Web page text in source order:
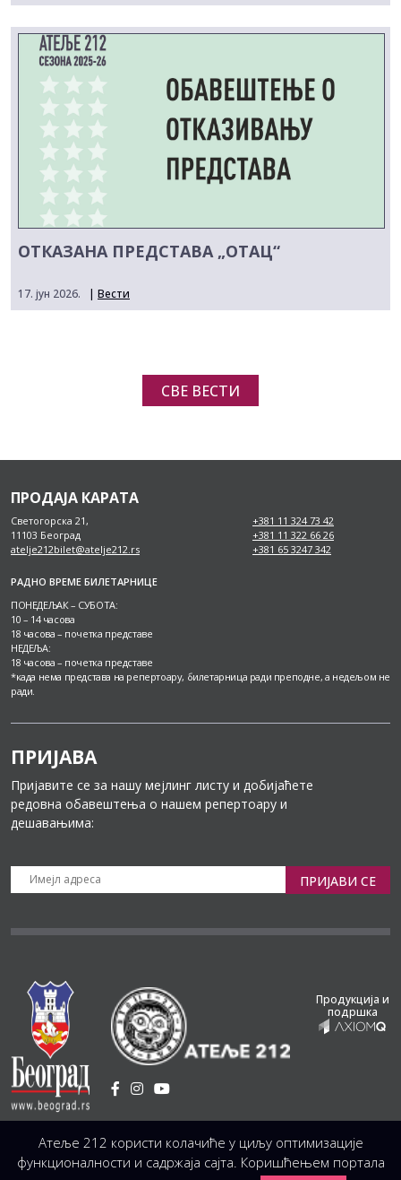
ОТКАЗАНА ПРЕДСТАВА „ОТАЦ“
17. јун 2026. | Вести
СВЕ ВЕСТИ
ПРОДАЈА КАРАТА
Светогорска 21,
11103 Београд
atelje212bilet@atelje212.rs
+381 11 324 73 42
+381 11 322 66 26
+381 65 3247 342
РАДНО ВРЕМЕ БИЛЕТАРНИЦЕ
ПОНЕДЕЉАК – СУБОТА:
10 – 14 часова
18 часова – почетка представе
НЕДЕЉА:
18 часова – почетка представе
*када нема представа на репертоару, билетарница ради преподне, а недељом не
ради.
ПРИЈАВА
Пријавите се за нашу мејлинг листу и добијаћете
редовна обавештења о нашем репертоару и
дешавањима:
ПРИЈАВИ СЕ
Установа Културе / Светогорска 21, 11103 Београд, Србија
Централа (управа, организација, администрација, рачуноводство, техника)
+381 11 3246 146;
+381 11 3246 147 |office@atelje212.rs
Продукција и
подршка
Атеље 212 користи колачиће у циљу оптимизације
функционалности и садржаја сајта. Коришћењем портала